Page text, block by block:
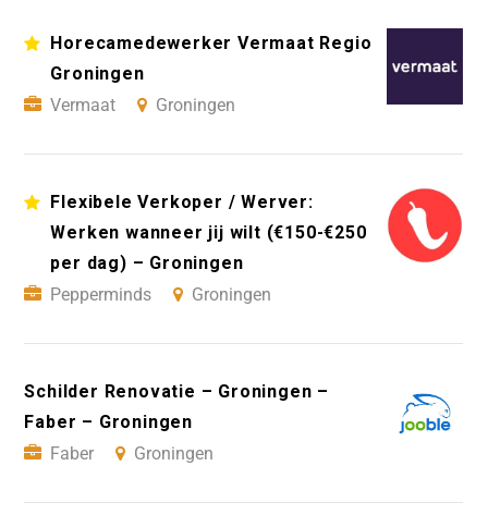
Horecamedewerker Vermaat Regio
Groningen
Vermaat
Groningen
Flexibele Verkoper / Werver:
Werken wanneer jij wilt (€150-€250
per dag) – Groningen
Pepperminds
Groningen
Schilder Renovatie – Groningen –
Faber – Groningen
Faber
Groningen